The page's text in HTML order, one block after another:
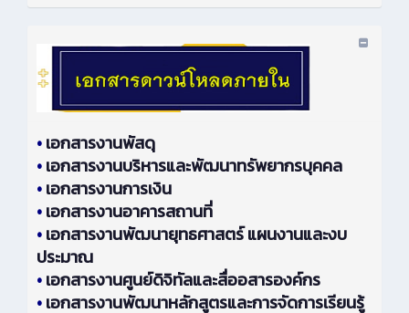
•เอกสารงานพัสดุ
•เอกสารงานบริหารและพัฒนาทรัพยากรบุคคล
•เอกสารงานการเงิน
•เอกสารงานอาคารสถานที่
•เอกสารงานพัฒนายุทธศาสตร์ แผนงานและงบ
ประมาณ
•เอกสารงานศูนย์ดิจิทัลและสื่ออสารองค์กร
•เอกสารงานพัฒนาหลักสูตรและการจัดการเรียนรู้